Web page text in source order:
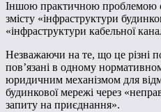
Іншою практичною проблемою
змісту «інфраструктури
«інфраструктури кабельної
Незважаючи на те, що це різні
пов’язані в одному
юридичним механізмом для
будинкової мережі через
запиту на приєднання».